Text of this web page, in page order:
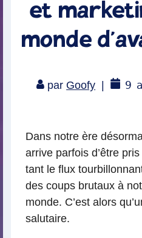
et
monde
par Goofy 9
Dans notre ère
arrive parfois d’être
tant le flux
des coups brutaux à
monde. C’est alors
salutaire.